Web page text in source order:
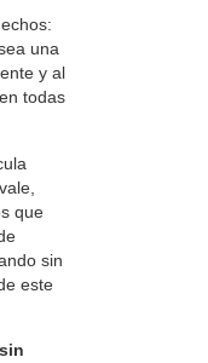
una
y al
todas
que
sin
este